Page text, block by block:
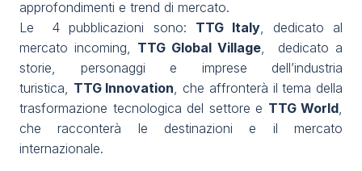
approfondimenti e trend di mercato.
Le 4 pubblicazioni sono: TTG Italy, dedicato al
mercato incoming, TTG Global Village,
dedicato a
storie, personaggi e imprese dell’industria
turistica, TTG Innovation, che affronterà il tema della
trasformazione tecnologica del settore e TTG World,
che racconterà le destinazioni e il mercato
internazionale.